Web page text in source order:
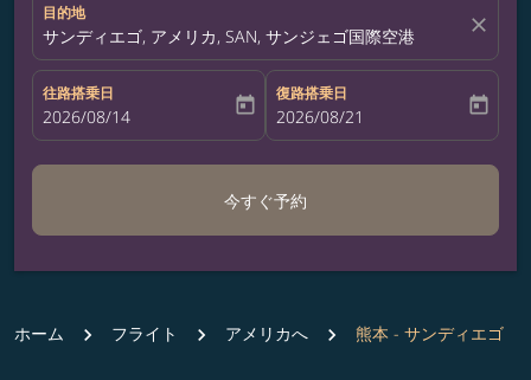
目的地
サンディエゴ, アメリカ, SAN, サンジェゴ国際空港 close
往路搭乗日
fc-booking-departure-date-aria-label
2026/08/14 today
復路搭乗日
fc-booking-return-date-aria-label
2026/08/21 today
今すぐ予約
ホーム フライト アメリカへ 熊本 - サンディエゴ